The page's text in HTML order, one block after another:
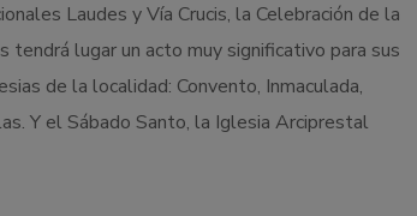
Laudes y Vía Crucis, la Celebración de la
tendrá lugar un acto muy significativo para sus
de la localidad: Convento, Inmaculada,
Y el Sábado Santo, la Iglesia Arciprestal